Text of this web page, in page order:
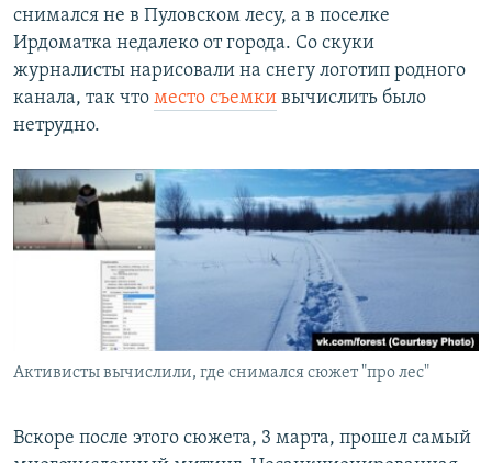
снимался не в Пуловском лесу, а в поселке
Ирдоматка недалеко от города. Со скуки
журналисты нарисовали на снегу логотип родного
канала, так что место съемки вычислить было
нетрудно.
Активисты вычислили, где снимался сюжет "про лес"
Вскоре после этого сюжета, 3 марта, прошел самый